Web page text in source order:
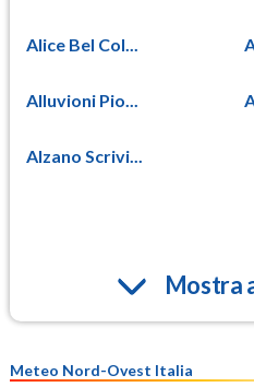
Alice Bel Col...
Alluvioni Pio...
Alzano Scrivi...
Mostra
Meteo Nord-Ovest Italia